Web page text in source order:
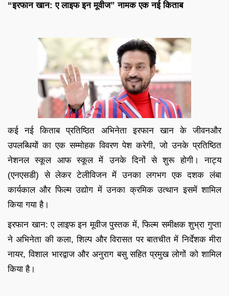
“इरफान खान: ए लाइफ इन मूवीज” नामक एक नई किताब
कई नई किताब प्रतिष्ठित अभिनेता इरफान खान के जीवनऔर
उपलब्धियों का एक सम्मोहक विवरण पेश करेगी, जो उनके प्रतिष्ठित
नेशनल स्कूल आफ स्कूल में उनके दिनों से शुरू होगी। नाट्य
(एनएसडी) से लेकर टेलीविजन में उनका लगभग एक दशक लंबा
कार्यकाल और फिल्म उद्योग में उनका क्रमिक उत्थान इसमें शामिल
किया गया है।
इरफान खान: ए लाइफ इन मूवीज पुस्तक में, फिल्म समीक्षक शुभ्रा गुप्ता
ने अभिनेता की कला, शिल्प और विरासत पर बातचीत में निर्देशक मीरा
नायर, विशाल भारद्वाज और अनुराग बसु सहित प्रमुख लोगों को शामिल
किया है।